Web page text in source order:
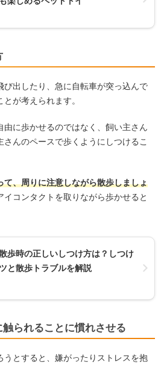
び出したり、急に自転車が突っ込んで
が考えられます。
由に歩かせるのではなく、飼い主さん
んのペースで歩くようにしつけるこ
て、周りに注意しながら散歩しましょ
イコンタクトを取りながら歩かせると
歩時の正しいしつけ方は？しつけ
と散歩トラブルを解説
られることに慣れさせる
うとすると、嫌がったりストレスを抱